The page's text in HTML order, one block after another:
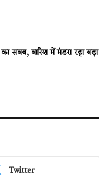
सबब, बारिश में मंडरा रहा बड़ा
Twitter